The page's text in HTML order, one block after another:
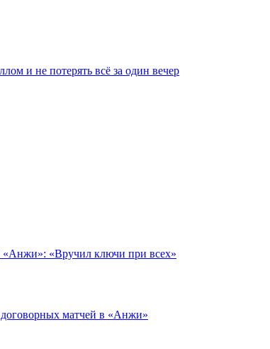
и не потерять всё за один вечер
«Анжи»: «Вручил ключи при всех»
матчей в «Анжи»